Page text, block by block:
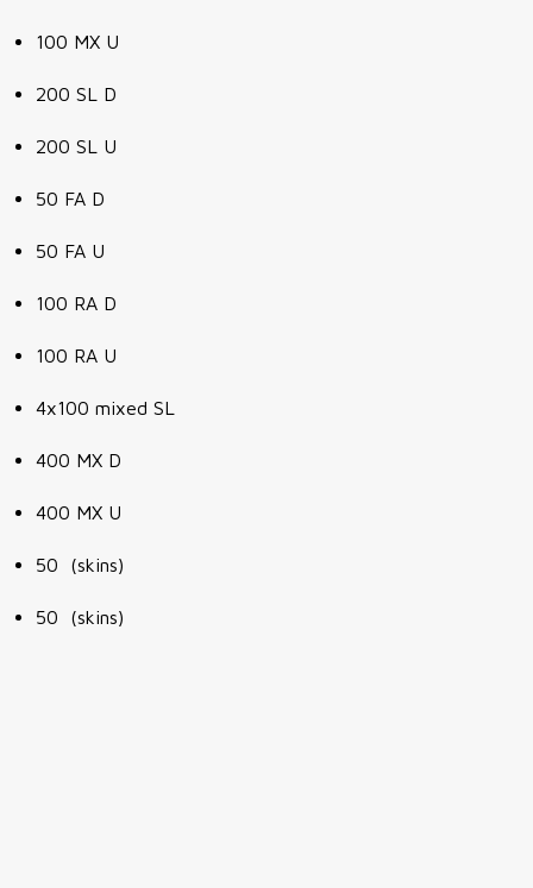
100 MX U
200 SL D
200 SL U
50 FA D
50 FA U
100 RA D
100 RA U
4x100 mixed SL
400 MX D
400 MX U
50 (skins)
50 (skins)